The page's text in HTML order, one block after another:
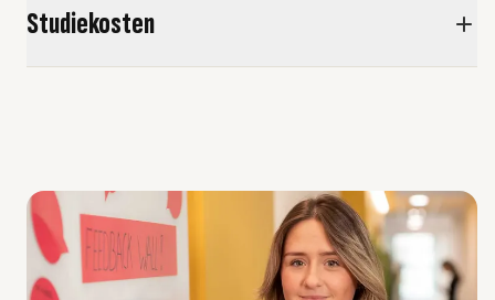
Studiekosten